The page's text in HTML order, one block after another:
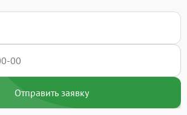
Отправить заявку